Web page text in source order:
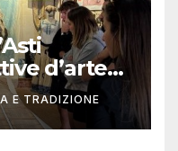
d’arte
E TRADIZIONE